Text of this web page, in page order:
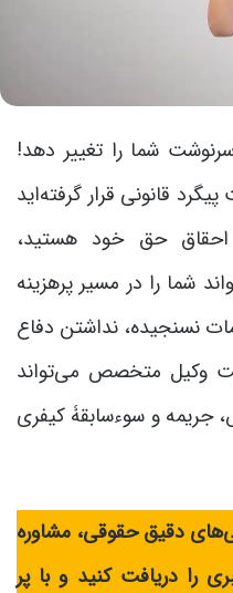
شما را تغییر دهد!
قانونی قرار گرفته‌اید
احقاق حق خود هستید،
شما را در مسیر پرهزینه
نسنجیده، نداشتن دفاع
وکیل متخصص می‌تواند
جریمه و سوءسابقۀ کیفری
دقیق حقوقی، مشاوره
را دریافت کنید و با پر